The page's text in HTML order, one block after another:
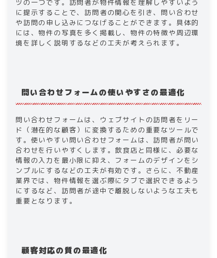
ツの一つです。訪問者が物件情報を理解しやすいよう
に提示することで、訪問者の関心を引き、問い合わせ
や訪問の申し込みにつなげることができます。具体的
には、物件の写真を多く掲載し、物件の特徴や周辺環
境を詳しく説明するなどの工夫が考えられます。
問い合わせフォームの使いやすさの最適化
問い合わせフォームは、ウェブサイトの訪問者をリー
ド（潜在的な顧客）に変換するための重要なツールで
す。使いやすい問い合わせフォームは、訪問者が問い
合わせを行いやすくします。飲食店と同様に、必要な
情報の入力を最小限に抑え、フォームのデザインをシ
ンプルにするなどの工夫が有効です。さらに、不動産
業界では、物件情報を選ぶ際にタブで選択できるよう
にするなど、訪問者が途中で離脱しないような工夫も
重要となります。
顧客対応の質の最適化